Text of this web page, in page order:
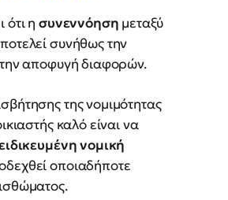
ότι η συνεννόηση μεταξύ
συνήθως την
αποφυγή διαφορών.
της νομιμότητας
καλό είναι να
νομική
οποιαδήποτε